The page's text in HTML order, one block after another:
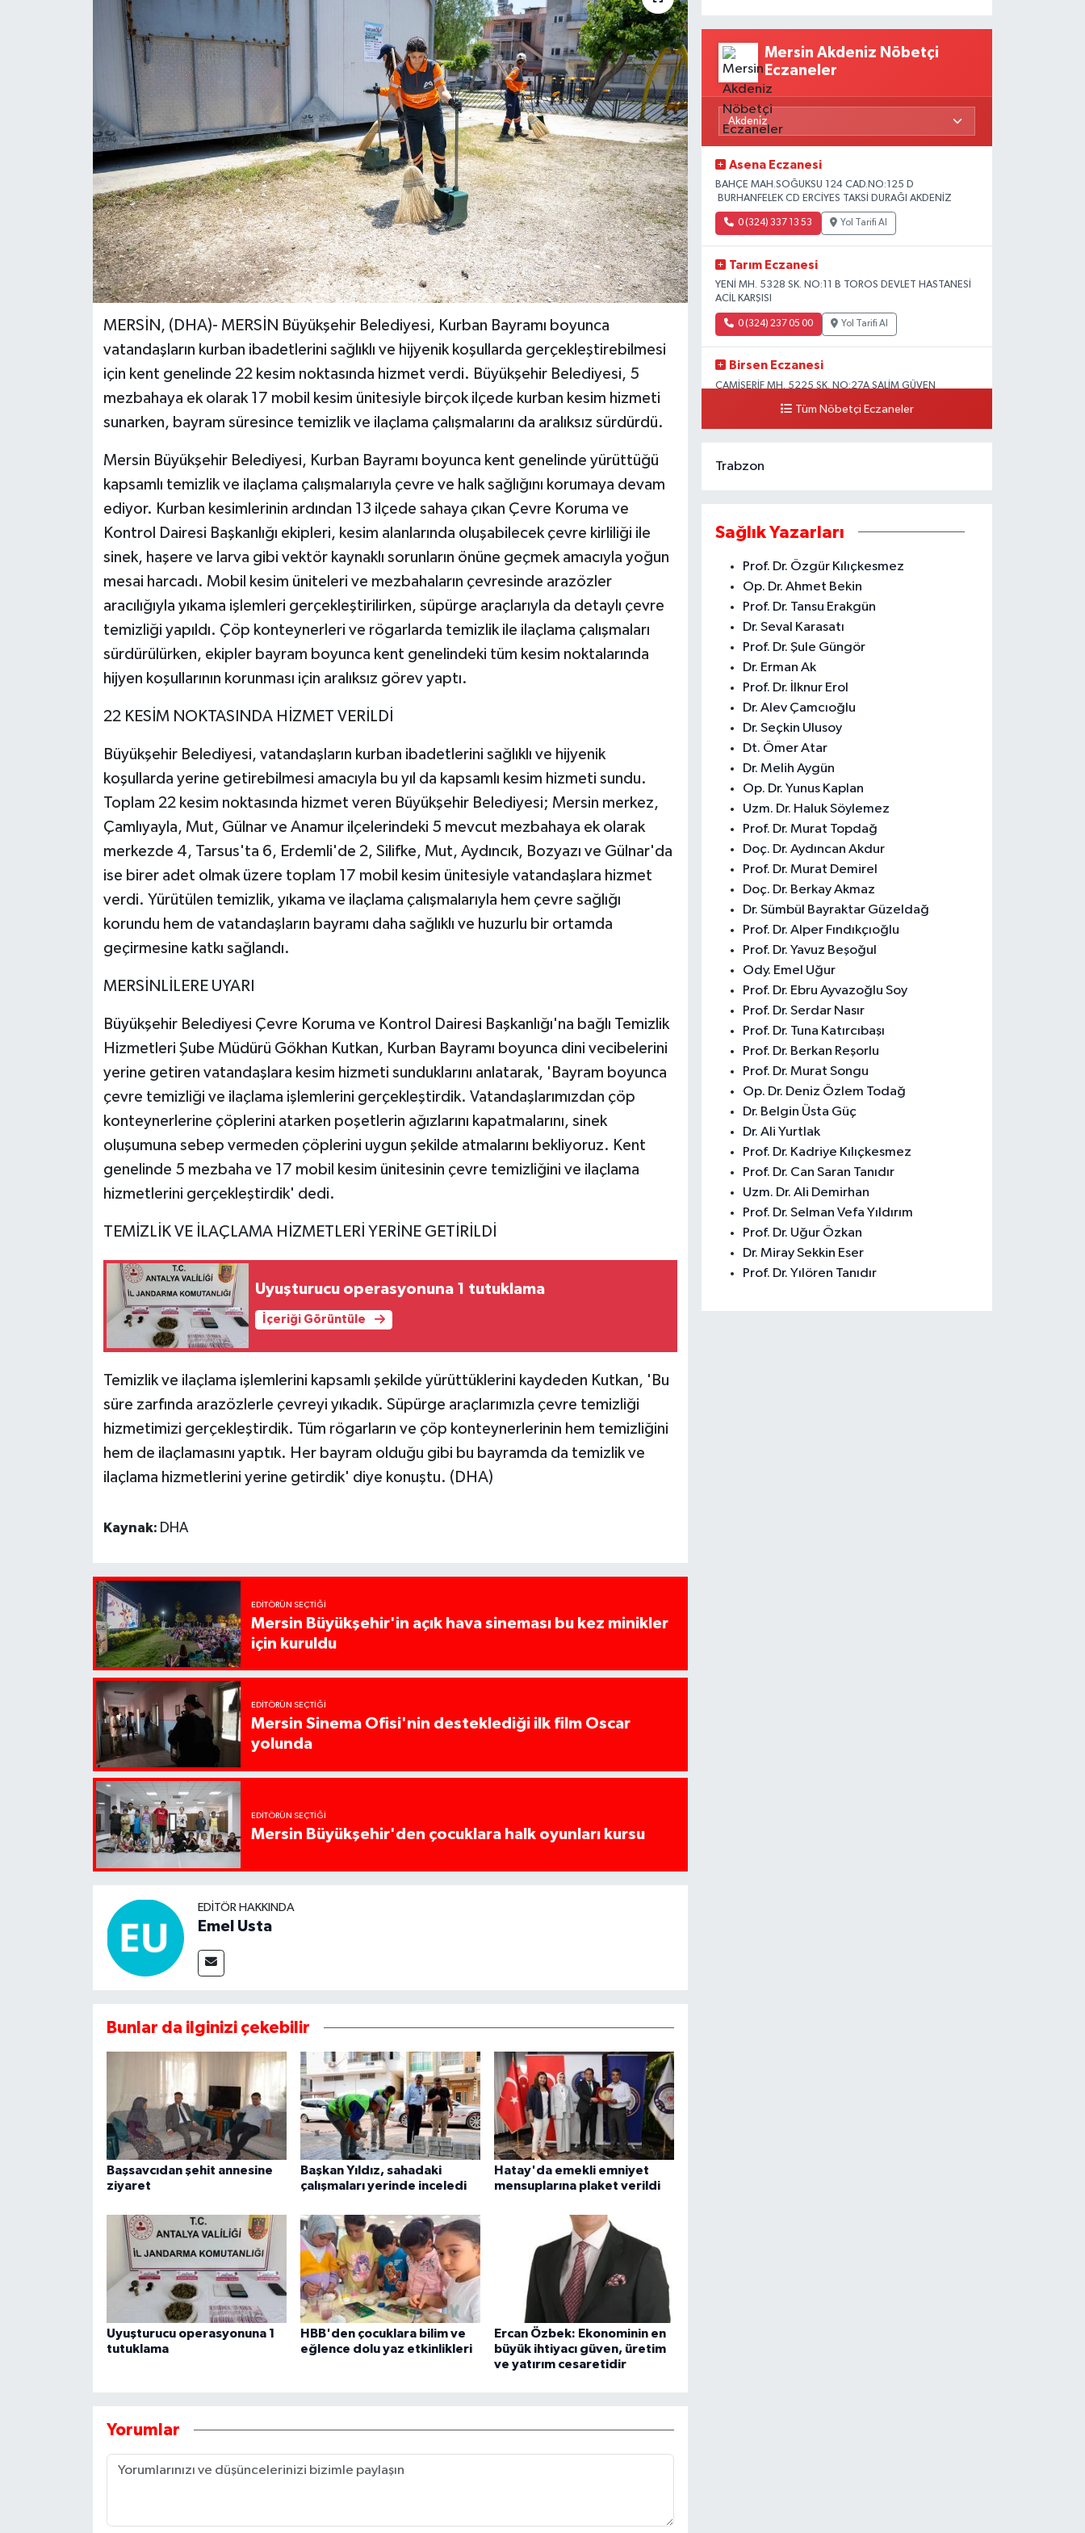
MERSİN, (DHA)- MERSİN Büyükşehir Belediyesi, Kurban Bayramı boyunca
vatandaşların kurban ibadetlerini sağlıklı ve hijyenik koşullarda gerçekleştirebilmesi
için kent genelinde 22 kesim noktasında hizmet verdi. Büyükşehir Belediyesi, 5
mezbahaya ek olarak 17 mobil kesim ünitesiyle birçok ilçede kurban kesim hizmeti
sunarken, bayram süresince temizlik ve ilaçlama çalışmalarını da aralıksız sürdürdü.
Mersin Büyükşehir Belediyesi, Kurban Bayramı boyunca kent genelinde yürüttüğü
kapsamlı temizlik ve ilaçlama çalışmalarıyla çevre ve halk sağlığını korumaya devam
ediyor. Kurban kesimlerinin ardından 13 ilçede sahaya çıkan Çevre Koruma ve
Kontrol Dairesi Başkanlığı ekipleri, kesim alanlarında oluşabilecek çevre kirliliği ile
sinek, haşere ve larva gibi vektör kaynaklı sorunların önüne geçmek amacıyla yoğun
mesai harcadı. Mobil kesim üniteleri ve mezbahaların çevresinde arazözler
aracılığıyla yıkama işlemleri gerçekleştirilirken, süpürge araçlarıyla da detaylı çevre
temizliği yapıldı. Çöp konteynerleri ve rögarlarda temizlik ile ilaçlama çalışmaları
sürdürülürken, ekipler bayram boyunca kent genelindeki tüm kesim noktalarında
hijyen koşullarının korunması için aralıksız görev yaptı.
22 KESİM NOKTASINDA HİZMET VERİLDİ
Büyükşehir Belediyesi, vatandaşların kurban ibadetlerini sağlıklı ve hijyenik
koşullarda yerine getirebilmesi amacıyla bu yıl da kapsamlı kesim hizmeti sundu.
Toplam 22 kesim noktasında hizmet veren Büyükşehir Belediyesi; Mersin merkez,
Çamlıyayla, Mut, Gülnar ve Anamur ilçelerindeki 5 mevcut mezbahaya ek olarak
merkezde 4, Tarsus'ta 6, Erdemli'de 2, Silifke, Mut, Aydıncık, Bozyazı ve Gülnar'da
ise birer adet olmak üzere toplam 17 mobil kesim ünitesiyle vatandaşlara hizmet
verdi. Yürütülen temizlik, yıkama ve ilaçlama çalışmalarıyla hem çevre sağlığı
korundu hem de vatandaşların bayramı daha sağlıklı ve huzurlu bir ortamda
geçirmesine katkı sağlandı.
MERSİNLİLERE UYARI
Büyükşehir Belediyesi Çevre Koruma ve Kontrol Dairesi Başkanlığı'na bağlı Temizlik
Hizmetleri Şube Müdürü Gökhan Kutkan, Kurban Bayramı boyunca dini vecibelerini
yerine getiren vatandaşlara kesim hizmeti sunduklarını anlatarak, 'Bayram boyunca
çevre temizliği ve ilaçlama işlemlerini gerçekleştirdik. Vatandaşlarımızdan çöp
konteynerlerine çöplerini atarken poşetlerin ağızlarını kapatmalarını, sinek
oluşumuna sebep vermeden çöplerini uygun şekilde atmalarını bekliyoruz. Kent
genelinde 5 mezbaha ve 17 mobil kesim ünitesinin çevre temizliğini ve ilaçlama
hizmetlerini gerçekleştirdik' dedi.
TEMİZLİK VE İLAÇLAMA HİZMETLERİ YERİNE GETİRİLDİ
Uyuşturucu operasyonuna 1 tutuklama
İçeriği Görüntüle
Temizlik ve ilaçlama işlemlerini kapsamlı şekilde yürüttüklerini kaydeden Kutkan, 'Bu
süre zarfında arazözlerle çevreyi yıkadık. Süpürge araçlarımızla çevre temizliği
hizmetimizi gerçekleştirdik. Tüm rögarların ve çöp konteynerlerinin hem temizliğini
hem de ilaçlamasını yaptık. Her bayram olduğu gibi bu bayramda da temizlik ve
ilaçlama hizmetlerini yerine getirdik' diye konuştu. (DHA)
Kaynak: DHA
EDITÖRÜN SEÇTIĞI
Mersin Büyükşehir'in açık hava sineması bu kez minikler
için kuruldu
EDITÖRÜN SEÇTIĞI
Mersin Sinema Ofisi'nin desteklediği ilk film Oscar
yolunda
EDITÖRÜN SEÇTIĞI
Mersin Büyükşehir'den çocuklara halk oyunları kursu
EDITÖR HAKKINDA
Emel Usta
Bunlar da ilginizi çekebilir
Başsavcıdan şehit annesine
ziyaret
Başkan Yıldız, sahadaki
çalışmaları yerinde inceledi
Hatay'da emekli emniyet
mensuplarına plaket verildi
Uyuşturucu operasyonuna 1
tutuklama
HBB'den çocuklara bilim ve
eğlence dolu yaz etkinlikleri
Ercan Özbek: Ekonominin en
büyük ihtiyacı güven, üretim
ve yatırım cesaretidir
Yorumlar
Mersin Akdeniz Nöbetçi
Eczaneler
Asena Eczanesi
BAHÇE MAH.SOĞUKSU 124 CAD.NO:125 D
BURHANFELEK CD ERCİYES TAKSİ DURAĞI AKDENİZ
0 (324) 337 13 53 Yol Tarifi Al
Tarım Eczanesi
YENİ MH. 5328 SK. NO:11 B TOROS DEVLET HASTANESİ
ACİL KARŞISI
0 (324) 237 05 00 Yol Tarifi Al
Birsen Eczanesi
CAMİŞERİF MH. 5225 SK. NO:27A SALİM GÜVEN
Tüm Nöbetçi Eczaneler
Trabzon
Sağlık Yazarları
Prof. Dr. Özgür Kılıçkesmez
Op. Dr. Ahmet Bekin
Prof. Dr. Tansu Erakgün
Dr. Seval Karasatı
Prof. Dr. Şule Güngör
Dr. Erman Ak
Prof. Dr. İlknur Erol
Dr. Alev Çamcıoğlu
Dr. Seçkin Ulusoy
Dt. Ömer Atar
Dr. Melih Aygün
Op. Dr. Yunus Kaplan
Uzm. Dr. Haluk Söylemez
Prof. Dr. Murat Topdağ
Doç. Dr. Aydıncan Akdur
Prof. Dr. Murat Demirel
Doç. Dr. Berkay Akmaz
Dr. Sümbül Bayraktar Güzeldağ
Prof. Dr. Alper Fındıkçıoğlu
Prof. Dr. Yavuz Beşoğul
Ody. Emel Uğur
Prof. Dr. Ebru Ayvazoğlu Soy
Prof. Dr. Serdar Nasır
Prof. Dr. Tuna Katırcıbaşı
Prof. Dr. Berkan Reşorlu
Prof. Dr. Murat Songu
Op. Dr. Deniz Özlem Todağ
Dr. Belgin Üsta Güç
Dr. Ali Yurtlak
Prof. Dr. Kadriye Kılıçkesmez
Prof. Dr. Can Saran Tanıdır
Uzm. Dr. Ali Demirhan
Prof. Dr. Selman Vefa Yıldırım
Prof. Dr. Uğur Özkan
Dr. Miray Sekkin Eser
Prof. Dr. Yılören Tanıdır